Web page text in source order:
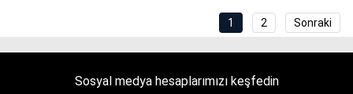
1 2 Sonraki
Sosyal medya hesaplarımızı keşfedin